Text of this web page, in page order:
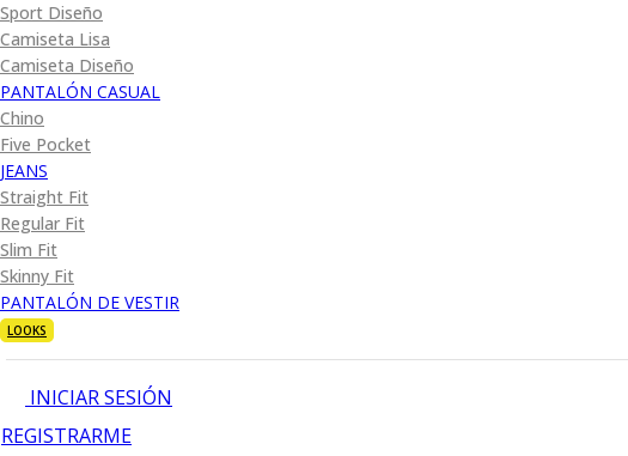
Sport Diseño
Camiseta Lisa
Camiseta Diseño
PANTALÓN CASUAL
Chino
Five Pocket
JEANS
Straight Fit
Regular Fit
Slim Fit
Skinny Fit
PANTALÓN DE VESTIR
LOOKS
INICIAR SESIÓN
REGISTRARME